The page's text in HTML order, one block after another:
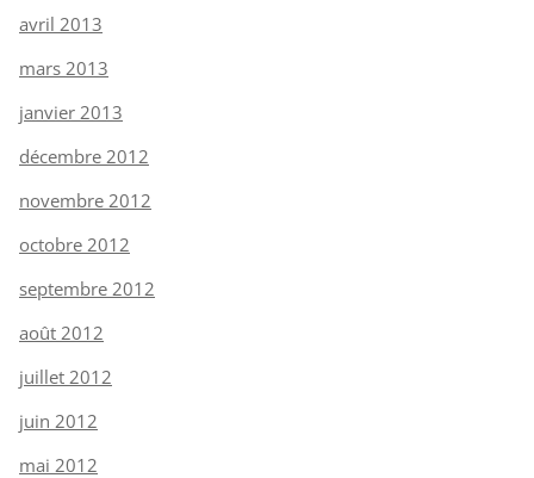
avril 2013
mars 2013
janvier 2013
décembre 2012
novembre 2012
octobre 2012
septembre 2012
août 2012
juillet 2012
juin 2012
mai 2012